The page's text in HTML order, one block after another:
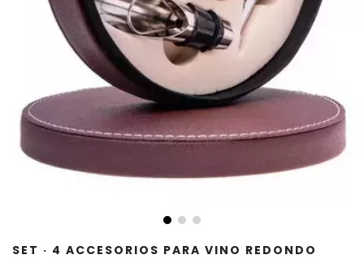
SET · 4 ACCESORIOS PARA VINO REDONDO